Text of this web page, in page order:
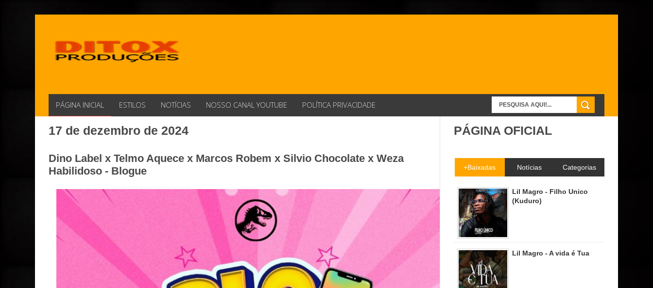
PÁGINA INICIAL ESTILOS NOTÍCIAS NOSSO CANAL YOUTUBE POLÍTICA PRIVACIDADE
17 de dezembro de 2024
Dino Label x Telmo Aquece x Marcos Robem x Silvio Chocolate x Weza
Habilidoso - Blogue
PÁGINA OFICIAL
+Baixadas Notícias Categorias
Lil Magro - Filho Unico
(Kuduro)
Lil Magro - A vida é Tua